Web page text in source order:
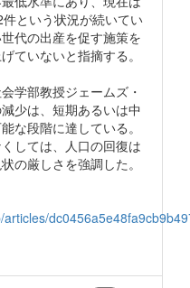
という状況が続いてい
代の出産を促す施策を
ていないと指摘する。
学部教授ジェームズ・
少は、短期あるいは中
な段階に達している。
しては、人口の回復は
の厳しさを強調した。